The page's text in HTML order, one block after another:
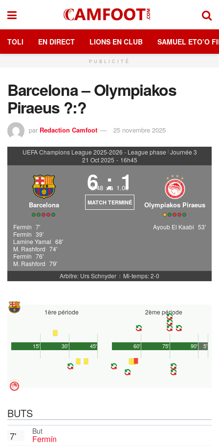
TOLI EN DIRECT LIONS EN CLUB SAMUEL ETO’O
PUBLICITÉ
Barcelona – Olympiakos
Piraeus ?:?
par Redaction Camfoot 25 novembre 2025
UEFA Champions League 2025-2026 - League phase | Journée 3
21 Oct 2025 - 16h45
Barcelona
6 : 1
2.48 xG 1.00
MATCH TERMINÉ Olympiakos Piraeus
Fermín 7'
Fermín 39'
Lamine Yamal 68'
M. Rashford 74'
Fermín 76'
M. Rashford 79'
Ayoub El Kaabi 53'
Arbitre: Urs Schnyder | Mi-temps: 2-0
1ère période
45'
15' 30'
2ème période
90'
60' 75' 5'
BUTS
But
Fermín
7'